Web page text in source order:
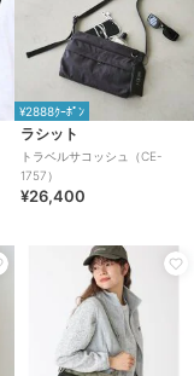
¥2888ｸｰﾎﾟﾝ
ラシット
トラベルサコッシュ（CE-
1757）
¥26,400